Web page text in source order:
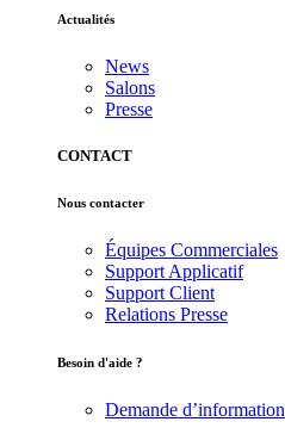
Actualités
News
Salons
Presse
CONTACT
Nous contacter
Équipes Commerciales
Support Applicatif
Support Client
Relations Presse
Besoin d'aide ?
Demande d’information